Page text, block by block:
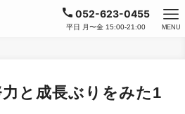
052-623-0455
平日 月〜金 15:00-21:00 MENU
と成長ぶりをみた1